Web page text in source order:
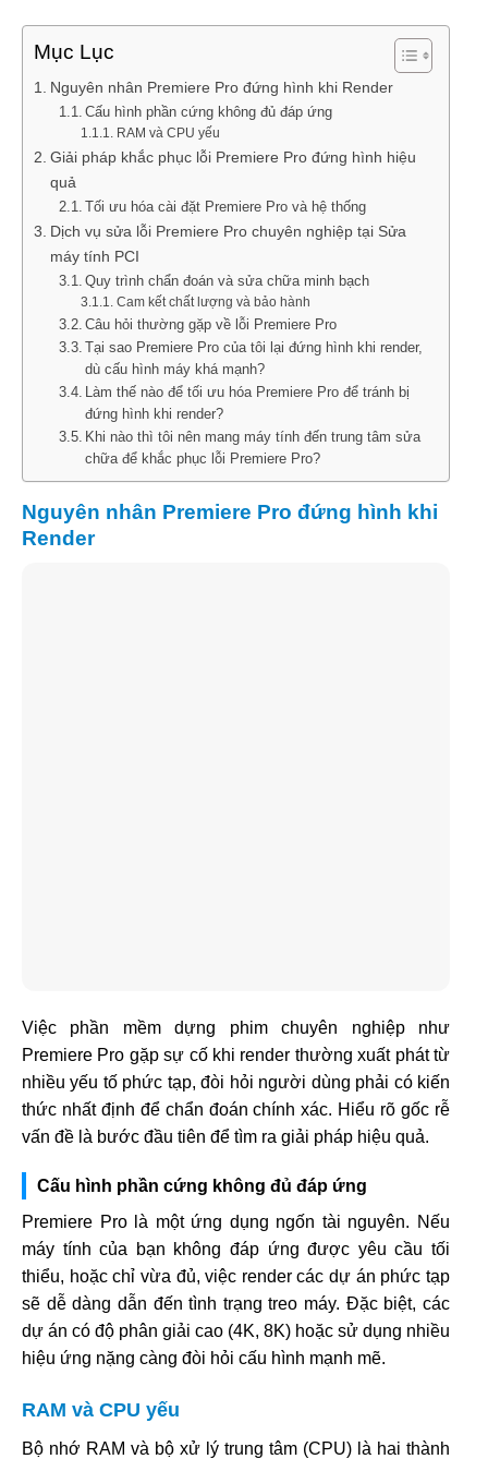
Mục Lục
Nguyên nhân Premiere Pro đứng hình khi Render
Cấu hình phần cứng không đủ đáp ứng
RAM và CPU yếu
Giải pháp khắc phục lỗi Premiere Pro đứng hình hiệu
quả
Tối ưu hóa cài đặt Premiere Pro và hệ thống
Dịch vụ sửa lỗi Premiere Pro chuyên nghiệp tại Sửa
máy tính PCI
Quy trình chẩn đoán và sửa chữa minh bạch
Cam kết chất lượng và bảo hành
Câu hỏi thường gặp về lỗi Premiere Pro
Tại sao Premiere Pro của tôi lại đứng hình khi render,
dù cấu hình máy khá mạnh?
Làm thế nào để tối ưu hóa Premiere Pro để tránh bị
đứng hình khi render?
Khi nào thì tôi nên mang máy tính đến trung tâm sửa
chữa để khắc phục lỗi Premiere Pro?
Nguyên nhân Premiere Pro đứng hình khi
Render
Việc phần mềm dựng phim chuyên nghiệp như
Premiere Pro gặp sự cố khi render thường xuất phát từ
nhiều yếu tố phức tạp, đòi hỏi người dùng phải có kiến
thức nhất định để chẩn đoán chính xác. Hiểu rõ gốc rễ
vấn đề là bước đầu tiên để tìm ra giải pháp hiệu quả.
Cấu hình phần cứng không đủ đáp ứng
Premiere Pro là một ứng dụng ngốn tài nguyên. Nếu
máy tính của bạn không đáp ứng được yêu cầu tối
thiểu, hoặc chỉ vừa đủ, việc render các dự án phức tạp
sẽ dễ dàng dẫn đến tình trạng treo máy. Đặc biệt, các
dự án có độ phân giải cao (4K, 8K) hoặc sử dụng nhiều
hiệu ứng nặng càng đòi hỏi cấu hình mạnh mẽ.
RAM và CPU yếu
Bộ nhớ RAM và bộ xử lý trung tâm (CPU) là hai thành